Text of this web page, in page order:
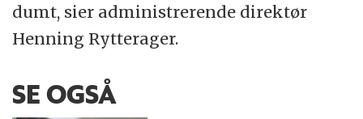
dumt, sier administrerende direktør
Henning Rytterager.
SE OGSÅ